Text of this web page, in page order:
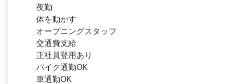
夜勤
体を動かす
オープニングスタッフ
交通費支給
正社員登用あり
バイク通勤OK
車通勤OK